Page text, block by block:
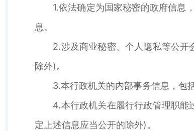
1.依法确定为国家秘密的政府信息，
息。
2.涉及商业秘密、个人隐私等公开会
除外)。
3.本行政机关的内部事务信息，包括
4.本行政机关在履行行政管理职能过
定上述信息应当公开的除外)。